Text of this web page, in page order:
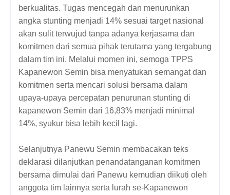
berkualitas. Tugas mencegah dan menurunkan
angka stunting menjadi 14% sesuai target nasional
akan sulit terwujud tanpa adanya kerjasama dan
komitmen dari semua pihak terutama yang tergabung
dalam tim ini. Melalui momen ini, semoga TPPS
Kapanewon Semin bisa menyatukan semangat dan
komitmen serta mencari solusi bersama dalam
upaya-upaya percepatan penurunan stunting di
kapanewon Semin dari 16,83% menjadi minimal
14%, syukur bisa lebih kecil lagi.
Selanjutnya Panewu Semin membacakan teks
deklarasi dilanjutkan penandatanganan komitmen
bersama dimulai dari Panewu kemudian diikuti oleh
anggota tim lainnya serta lurah se-Kapanewon